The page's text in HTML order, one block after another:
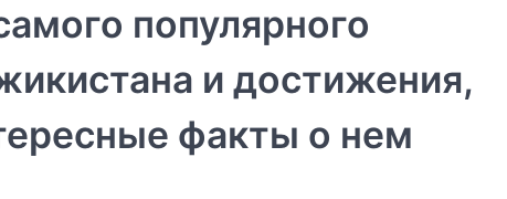
популярного
и достижения,
факты о нем